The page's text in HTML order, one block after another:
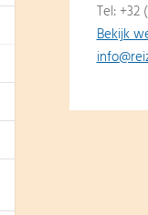
Tel: +32
Bekijk